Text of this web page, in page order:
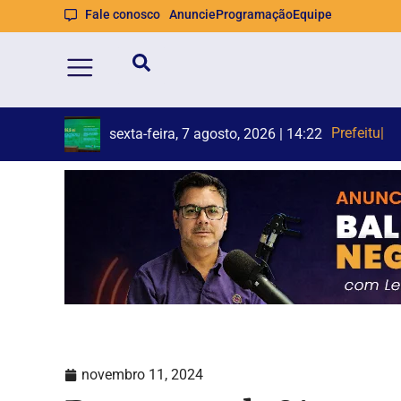
Fale conosco AnuncieProgramaçãoEquipe
sexta-feira, 7 agosto, 2026 | 14:22 Prefeitura
Homem
novembro 11, 2024